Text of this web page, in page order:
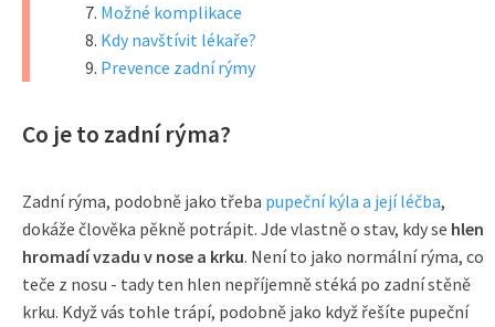
Možné komplikace
Kdy navštívit lékaře?
Prevence zadní rýmy
Co je to zadní rýma?
Zadní rýma, podobně jako třeba pupeční kýla a její léčba,
dokáže člověka pěkně potrápit. Jde vlastně o stav, kdy se hlen
hromadí vzadu v nose a krku. Není to jako normální rýma, co
teče z nosu - tady ten hlen nepříjemně stéká po zadní stěně
krku. Když vás tohle trápí, podobně jako když řešíte pupeční